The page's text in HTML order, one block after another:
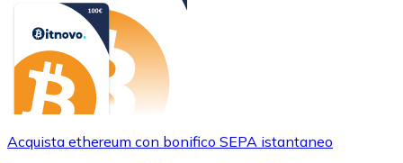
Acquista ethereum con bonifico SEPA istantaneo